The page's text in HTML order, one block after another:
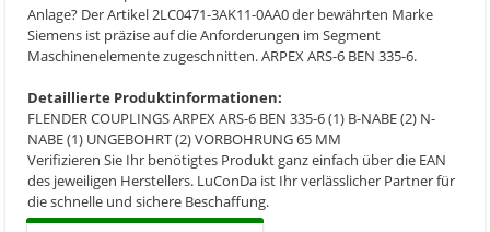
Anlage? Der Artikel 2LC0471-3AK11-0AA0 der bewährten Marke
Siemens ist präzise auf die Anforderungen im Segment
Maschinenelemente zugeschnitten. ARPEX ARS-6 BEN 335-6.
Detaillierte Produktinformationen:
FLENDER COUPLINGS ARPEX ARS-6 BEN 335-6 (1) B-NABE (2) N-
NABE (1) UNGEBOHRT (2) VORBOHRUNG 65 MM
Verifizieren Sie Ihr benötigtes Produkt ganz einfach über die EAN
des jeweiligen Herstellers. LuConDa ist Ihr verlässlicher Partner für
die schnelle und sichere Beschaffung.